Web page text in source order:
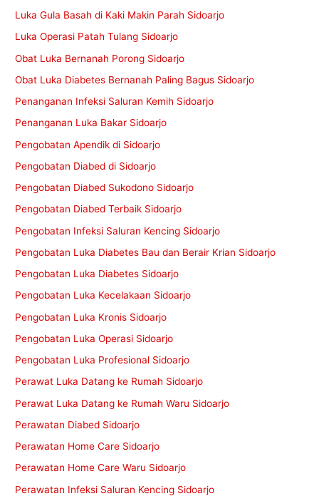
Luka Gula Basah di Kaki Makin Parah Sidoarjo
Luka Operasi Patah Tulang Sidoarjo
Obat Luka Bernanah Porong Sidoarjo
Obat Luka Diabetes Bernanah Paling Bagus Sidoarjo
Penanganan Infeksi Saluran Kemih Sidoarjo
Penanganan Luka Bakar Sidoarjo
Pengobatan Apendik di Sidoarjo
Pengobatan Diabed di Sidoarjo
Pengobatan Diabed Sukodono Sidoarjo
Pengobatan Diabed Terbaik Sidoarjo
Pengobatan Infeksi Saluran Kencing Sidoarjo
Pengobatan Luka Diabetes Bau dan Berair Krian Sidoarjo
Pengobatan Luka Diabetes Sidoarjo
Pengobatan Luka Kecelakaan Sidoarjo
Pengobatan Luka Kronis Sidoarjo
Pengobatan Luka Operasi Sidoarjo
Pengobatan Luka Profesional Sidoarjo
Perawat Luka Datang ke Rumah Sidoarjo
Perawat Luka Datang ke Rumah Waru Sidoarjo
Perawatan Diabed Sidoarjo
Perawatan Home Care Sidoarjo
Perawatan Home Care Waru Sidoarjo
Perawatan Infeksi Saluran Kencing Sidoarjo